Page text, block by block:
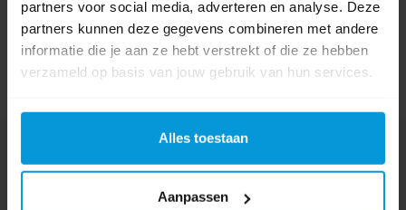
partners voor social media, adverteren en analyse. Deze
partners kunnen deze gegevens combineren met andere
informatie die je aan ze hebt verstrekt of die ze hebben
verzameld op basis van jouw gebruik van hun services.
Alles toestaan
Aanpassen
Onze product specialisten staan voor je klaar!